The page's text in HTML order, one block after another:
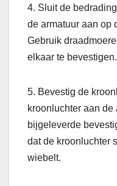
4. Sluit de
de armatuur aan op
Gebruik
elkaar te bevestigen.
5. Bevestig de
kroonluchter aan
bijgeleverde
dat de kroonluchter
wiebelt.